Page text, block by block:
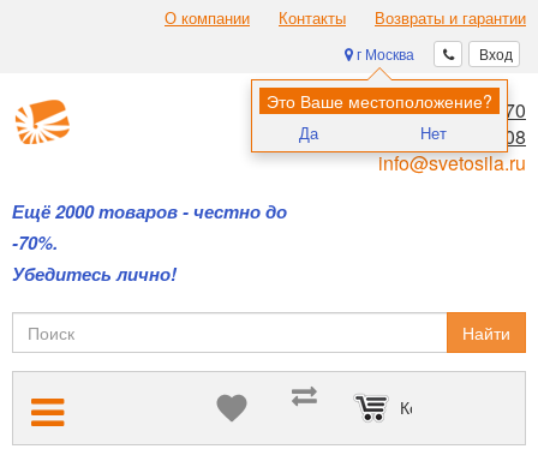
О компании Контакты Возвраты и гарантии
Вход
г Москва
Это Ваше местоположение?
Да Нет
Ещё 2000 товаров - честно до
-70%.
Убедитесь лично!
8 (495) 970-00-70
8 (800) 700-11-08
info@svetosila.ru
Найти
Корзина пуста